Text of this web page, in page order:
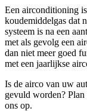
Een airconditioning
koudemiddelgas dat
systeem is na een
met als gevolg een
dan niet meer goed
met een jaarlijkse
Is de airco van uw
gevuld worden?
ons op.